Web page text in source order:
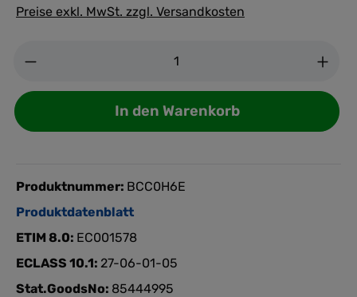
Preise exkl. MwSt. zzgl. Versandkosten
In den Warenkorb
Produktnummer: BCC0H6E
Produktdatenblatt
ETIM 8.0: EC001578
ECLASS 10.1: 27-06-01-05
Stat.GoodsNo: 85444995